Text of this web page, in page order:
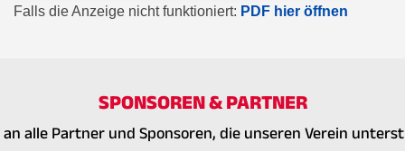
Falls die Anzeige nicht funktioniert: PDF hier öffnen
SPONSOREN & PARTNER
an alle Partner und Sponsoren, die unseren Verein